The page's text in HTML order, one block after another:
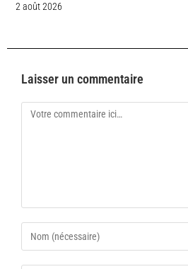
2 août 2026
Laisser un commentaire